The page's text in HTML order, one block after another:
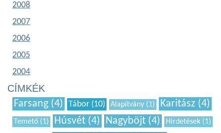
2008
2007
2006
2005
2004
CÍMKÉK
Farsang (4) Tábor (10) Alapítvány (1) Karitász (4)
Temető (1) Húsvét (4) Nagyböjt (4) Hirdetések (1)